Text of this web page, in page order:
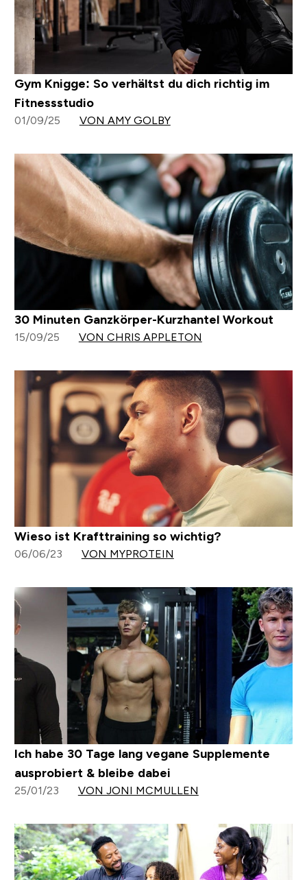
Gym Knigge: So verhältst du dich richtig im
Fitnessstudio
01/09/25 VON AMY GOLBY
30 Minuten Ganzkörper-Kurzhantel Workout
15/09/25 VON CHRIS APPLETON
Wieso ist Krafttraining so wichtig?
06/06/23 VON MYPROTEIN
Ich habe 30 Tage lang vegane Supplemente
ausprobiert & bleibe dabei
25/01/23 VON JONI MCMULLEN